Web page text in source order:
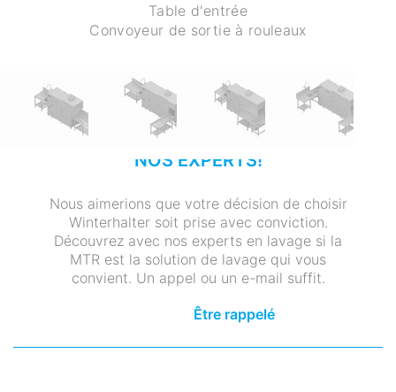
Table d'entrée
Convoyeur de sortie à rouleaux
PARLEZ-EN DIRECTEMENT AVEC
NOS EXPERTS!
Nous aimerions que votre décision de choisir
Winterhalter soit prise avec conviction.
Découvrez avec nos experts en lavage si la
MTR est la solution de lavage qui vous
convient. Un appel ou un e-mail suffit.
Être rappelé